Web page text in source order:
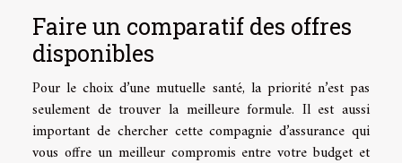
Faire un comparatif des offres
disponibles
Pour le choix d’une mutuelle santé, la priorité n’est pas
seulement de trouver la meilleure formule. Il est aussi
important de chercher cette compagnie d’assurance qui
vous offre un meilleur compromis entre votre budget et